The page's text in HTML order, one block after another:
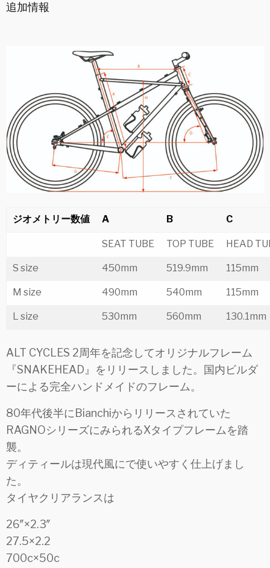
追加情報
ジオメトリー数値 A B C
SEAT TUBE TOP TUBE HEAD
S size 450mm 519.9mm 115mm
M size 490mm 540mm 115mm
L size 530mm 560mm 130.1mm
ALT CYCLES 2周年を記念してオリジナルフレーム
『SNAKEHEAD』をリリースしました。国内ビルダ
ーによる完全ハンドメイドのフレーム。
80年代後半にBianchiからリリースされていた
RAGNOシリーズにみられるXタイプフレームを踏
襲。
ディティールは現代風にで使いやすく仕上げまし
た。
タイヤクリアランスは
26″×2.3″
27.5×2.2
700c×50c